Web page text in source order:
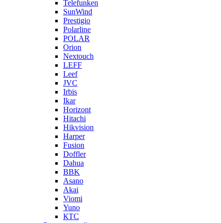
Telefunken
SunWind
Prestigio
Polarline
POLAR
Orion
Nextouch
LEFF
Leef
JVC
Irbis
Ikar
Horizont
Hitachi
Hikvision
Harper
Fusion
Doffler
Dahua
BBK
Asano
Akai
Viomi
Yuno
КТС